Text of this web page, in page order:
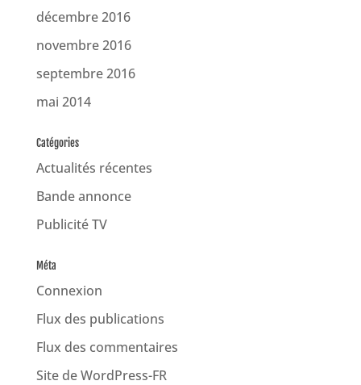
décembre 2016
novembre 2016
septembre 2016
mai 2014
Catégories
Actualités récentes
Bande annonce
Publicité TV
Méta
Connexion
Flux des publications
Flux des commentaires
Site de WordPress-FR